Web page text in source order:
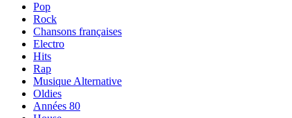
Pop
Rock
Chansons françaises
Electro
Hits
Rap
Musique Alternative
Oldies
Années 80